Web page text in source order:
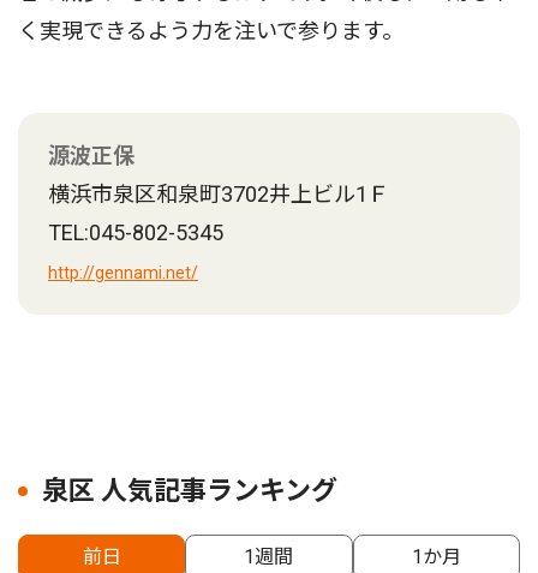
く実現できるよう力を注いで参ります。
源波正保
横浜市泉区和泉町3702井上ビル1Ｆ
TEL:045-802-5345
http://gennami.net/
泉区 人気記事ランキング
前日 1週間 1か月